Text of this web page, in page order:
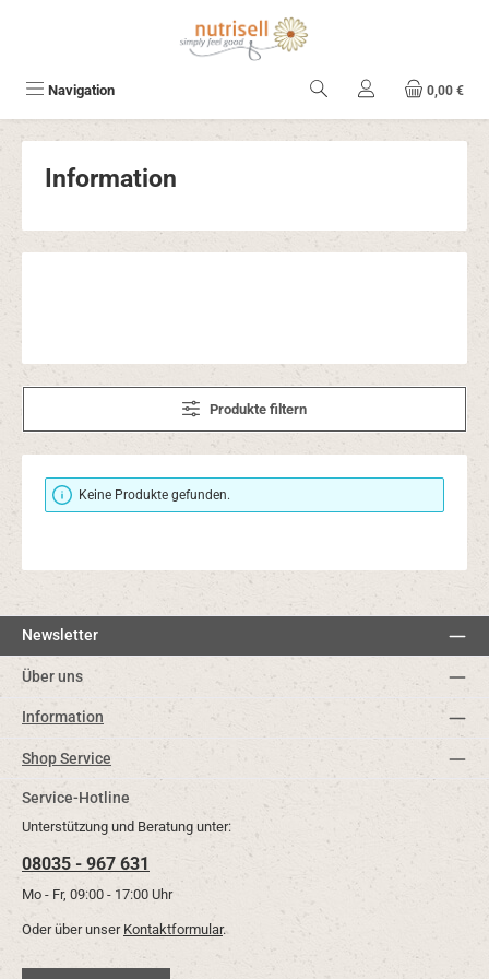
Navigation 0,00 €
Information
Produkte filtern
Keine Produkte gefunden.
Newsletter
Über uns
Information
Shop Service
Service-Hotline
Unterstützung und Beratung unter:
08035 - 967 631
Mo - Fr, 09:00 - 17:00 Uhr
Oder über unser Kontaktformular.